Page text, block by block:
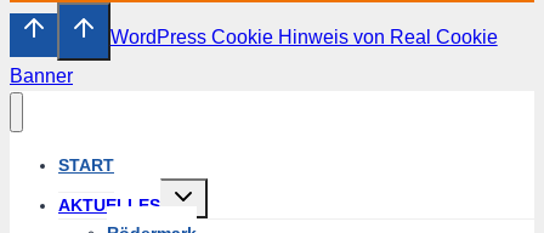
WordPress Cookie Hinweis von Real Cookie
Banner
START
AKTUELLES
Untermenü